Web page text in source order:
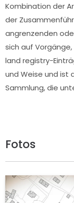
Kombination der
der
angrenzenden
sich auf
land registry-
und Weise und ist
Sammlung, die
Fotos